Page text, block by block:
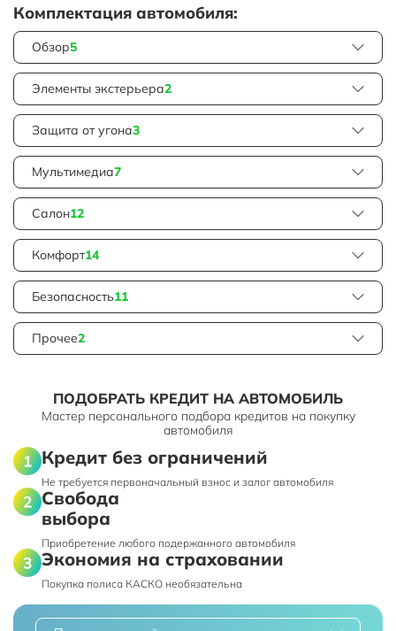
Комплектация автомобиля:
Обзор5
Элементы экстерьера2
Защита от угона3
Мультимедиа7
Салон12
Комфорт14
Безопасность11
Прочее2
ПОДОБРАТЬ КРЕДИТ НА АВТОМОБИЛЬ
Мастер персонального подбора кредитов на покупку
автомобиля
Кредит без ограничений
Не требуется первоначальный взнос и залог автомобиля
Свобода
выбора
Приобретение любого подержанного автомобиля
Экономия на страховании
Покупка полиса КАСКО необязательна